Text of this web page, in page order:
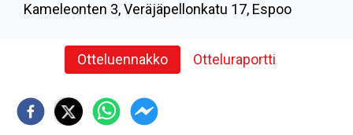
Kameleonten 3, Veräjäpellonkatu 17, Espoo
Otteluennakko Otteluraportti